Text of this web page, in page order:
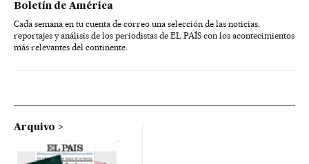
Boletín de América
Cada semana en tu cuenta de correo una selección de las noticias,
reportajes y análisis de los periodistas de EL PAÍS con los acontecimientos
más relevantes del continente.
Arquivo